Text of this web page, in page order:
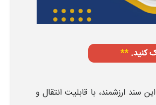
سند ارزشمند، با قابلیت انتقال و